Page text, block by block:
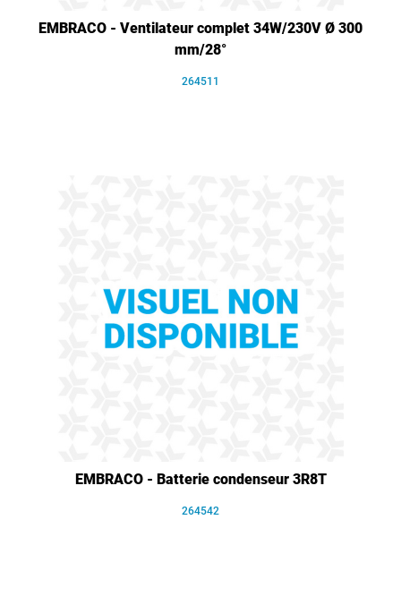
EMBRACO - Ventilateur complet 34W/230V Ø 300
mm/28°
264511
EMBRACO - Batterie condenseur 3R8T
264542